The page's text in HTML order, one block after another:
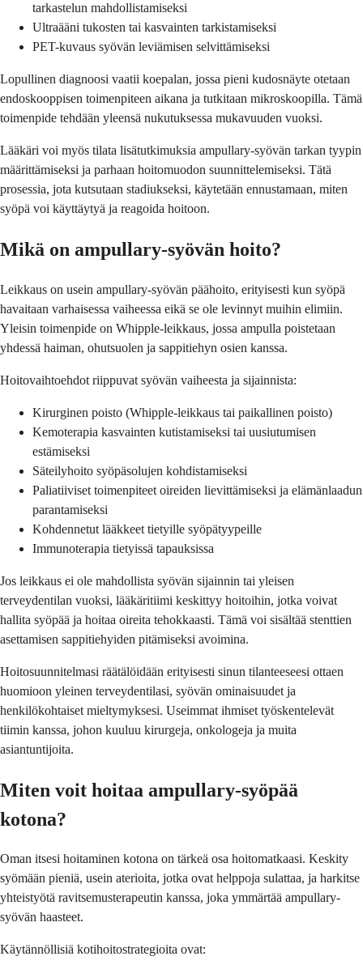
tarkastelun mahdollistamiseksi
Ultraääni tukosten tai kasvainten tarkistamiseksi
PET-kuvaus syövän leviämisen selvittämiseksi
Lopullinen diagnoosi vaatii koepalan, jossa pieni kudosnäyte otetaan
endoskooppisen toimenpiteen aikana ja tutkitaan mikroskoopilla. Tämä
toimenpide tehdään yleensä nukutuksessa mukavuuden vuoksi.
Lääkäri voi myös tilata lisätutkimuksia ampullary-syövän tarkan tyypin
määrittämiseksi ja parhaan hoitomuodon suunnittelemiseksi. Tätä
prosessia, jota kutsutaan stadiukseksi, käytetään ennustamaan, miten
syöpä voi käyttäytyä ja reagoida hoitoon.
Mikä on ampullary-syövän hoito?
Leikkaus on usein ampullary-syövän päähoito, erityisesti kun syöpä
havaitaan varhaisessa vaiheessa eikä se ole levinnyt muihin elimiin.
Yleisin toimenpide on Whipple-leikkaus, jossa ampulla poistetaan
yhdessä haiman, ohutsuolen ja sappitiehyn osien kanssa.
Hoitovaihtoehdot riippuvat syövän vaiheesta ja sijainnista:
Kirurginen poisto (Whipple-leikkaus tai paikallinen poisto)
Kemoterapia kasvainten kutistamiseksi tai uusiutumisen
estämiseksi
Säteilyhoito syöpäsolujen kohdistamiseksi
Paliatiiviset toimenpiteet oireiden lievittämiseksi ja elämänlaadun
parantamiseksi
Kohdennetut lääkkeet tietyille syöpätyypeille
Immunoterapia tietyissä tapauksissa
Jos leikkaus ei ole mahdollista syövän sijainnin tai yleisen
terveydentilan vuoksi, lääkäritiimi keskittyy hoitoihin, jotka voivat
hallita syöpää ja hoitaa oireita tehokkaasti. Tämä voi sisältää stenttien
asettamisen sappitiehyiden pitämiseksi avoimina.
Hoitosuunnitelmasi räätälöidään erityisesti sinun tilanteeseesi ottaen
huomioon yleinen terveydentilasi, syövän ominaisuudet ja
henkilökohtaiset mieltymyksesi. Useimmat ihmiset työskentelevät
tiimin kanssa, johon kuuluu kirurgeja, onkologeja ja muita
asiantuntijoita.
Miten voit hoitaa ampullary-syöpää
kotona?
Oman itsesi hoitaminen kotona on tärkeä osa hoitomatkaasi. Keskity
syömään pieniä, usein aterioita, jotka ovat helppoja sulattaa, ja harkitse
yhteistyötä ravitsemusterapeutin kanssa, joka ymmärtää ampullary-
syövän haasteet.
Käytännöllisiä kotihoitostrategioita ovat: